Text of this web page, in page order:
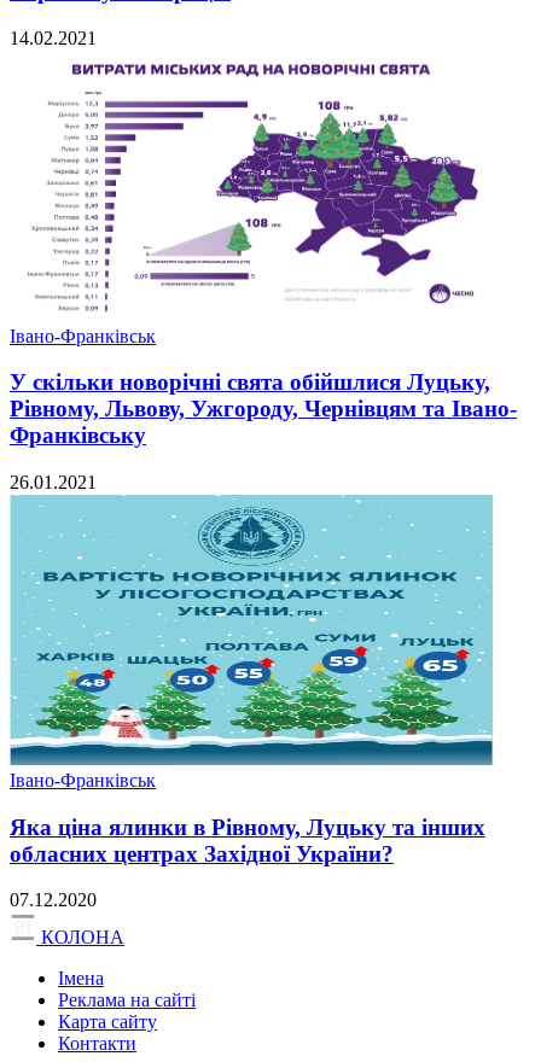
14.02.2021
Івано-Франківськ
У скільки новорічні свята обійшлися Луцьку,
Рівному, Львову, Ужгороду, Чернівцям та Івано-
Франківську
26.01.2021
Івано-Франківськ
Яка ціна ялинки в Рівному, Луцьку та інших
обласних центрах Західної України?
07.12.2020
КОЛОНА
Імена
Реклама на сайті
Карта сайту
Контакти